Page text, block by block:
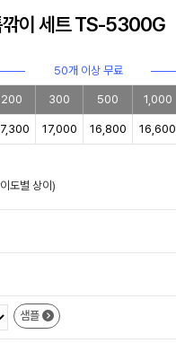
깎이 세트 TS-5300G
50개 이상 무료
200 300 500 1,000
17,000 16,800 16,600
도별 상이)
샘플